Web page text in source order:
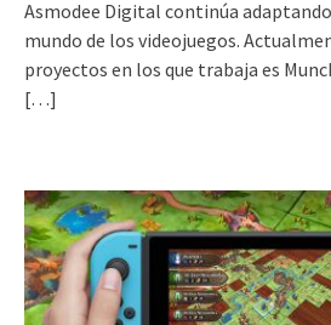
Asmodee Digital continúa
mundo de los videojuegos.
proyectos en los que trabaja es
[…]